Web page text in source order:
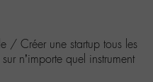
/ Créer une startup tous les
n’importe quel instrument